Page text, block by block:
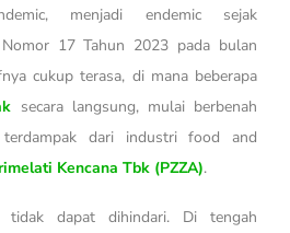
menjadi endemic sejak
17 Tahun 2023 pada bulan
cukup terasa, di mana beberapa
secara langsung, mulai berbenah
dari industri food and
Kencana Tbk (PZZA).
tidak dapat dihindari. Di tengah